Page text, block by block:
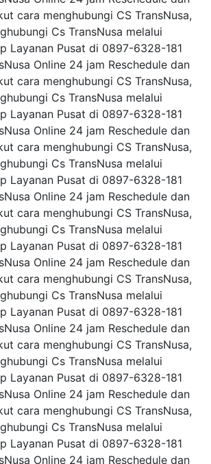
cara menghubungi CS TransNusa,
Cs TransNusa melalui
Layanan Pusat di 0897-6328-181
Online 24 jam Reschedule dan
cara menghubungi CS TransNusa,
Cs TransNusa melalui
Layanan Pusat di 0897-6328-181
Online 24 jam Reschedule dan
cara menghubungi CS TransNusa,
Cs TransNusa melalui
Layanan Pusat di 0897-6328-181
Online 24 jam Reschedule dan
cara menghubungi CS TransNusa,
Cs TransNusa melalui
Layanan Pusat di 0897-6328-181
Online 24 jam Reschedule dan
cara menghubungi CS TransNusa,
Cs TransNusa melalui
Layanan Pusat di 0897-6328-181
Online 24 jam Reschedule dan
cara menghubungi CS TransNusa,
Cs TransNusa melalui
Layanan Pusat di 0897-6328-181
Online 24 jam Reschedule dan
cara menghubungi CS TransNusa,
Cs TransNusa melalui
Layanan Pusat di 0897-6328-181
Online 24 jam Reschedule dan